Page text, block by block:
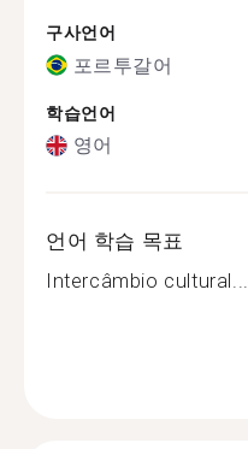
구사언어
포르투갈어
학습언어
영어
언어 학습 목표
Intercâmbio cultural...